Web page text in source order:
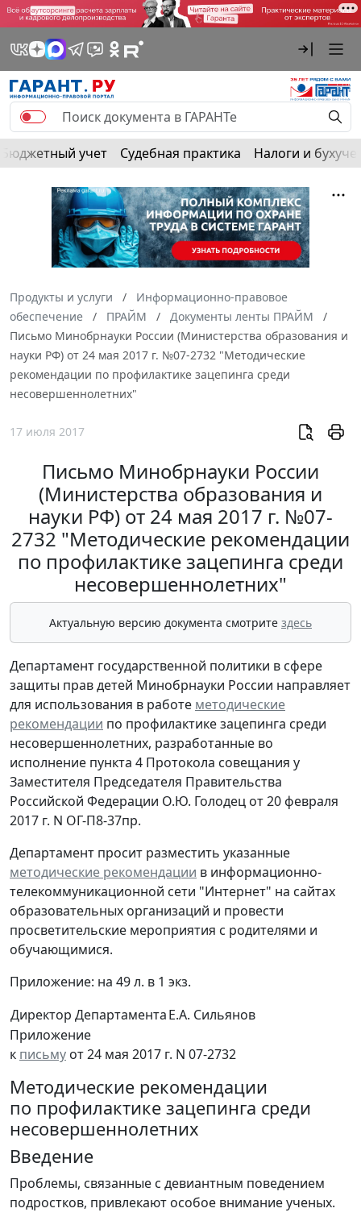
Бюджетный учет Судебная практика Налоги и
Продукты и услуги
Информационно-правовое
обеспечение
ПРАЙМ
Документы ленты ПРАЙМ
Письмо Минобрнауки России (Министерства образования и
науки РФ) от 24 мая 2017 г. №07-2732 "Методические
рекомендации по профилактике зацепинга среди
несовершеннолетних"
17 июля 2017
Письмо Минобрнауки России
(Министерства образования и
науки РФ) от 24 мая 2017 г. №07-
2732 "Методические рекомендации
по профилактике зацепинга среди
несовершеннолетних"
Актуальную версию документа смотрите здесь
Департамент государственной политики в сфере
защиты прав детей Минобрнауки России направляет
для использования в работе методические
рекомендации по профилактике зацепинга среди
несовершеннолетних, разработанные во
исполнение пункта 4 Протокола совещания у
Заместителя Председателя Правительства
Российской Федерации О.Ю. Голодец от 20 февраля
2017 г. N ОГ-П8-37пр.
Департамент просит разместить указанные
методические рекомендации в информационно-
телекоммуникационной сети "Интернет" на сайтах
образовательных организаций и провести
просветительские мероприятия с родителями и
обучающимися.
Приложение: на 49 л. в 1 экз.
Директор ДепартаментаЕ.А. Сильянов
Приложение
к письму от 24 мая 2017 г. N 07-2732
Методические рекомендации
по профилактике зацепинга среди
несовершеннолетних
Введение
Проблемы, связанные с девиантным поведением
подростков, привлекают особое внимание ученых.